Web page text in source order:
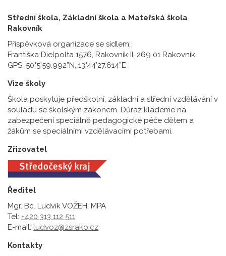
Střední škola, Základní škola a Mateřská škola
Rakovník
Příspěvková organizace se sídlem:
Františka Dielpolta 1576, Rakovník II, 269 01 Rakovník
GPS: 50°5’59.992”N, 13°44’27.614”E
Vize školy
Škola poskytuje předškolní, základní a střední vzdělávání v
souladu se školským zákonem. Důraz klademe na
zabezpečení speciálně pedagogické péče dětem a
žákům se speciálními vzdělávacími potřebami.
Zřizovatel
Ředitel
Mgr. Bc. Ludvík VOŽEH, MPA
Tel: +420 313 112 511
E-mail: ludvoz@zsrako.cz
Kontakty